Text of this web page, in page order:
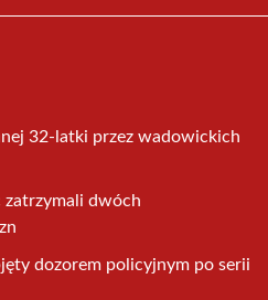
32-latki przez wadowickich
zatrzymali dwóch
dozorem policyjnym po serii